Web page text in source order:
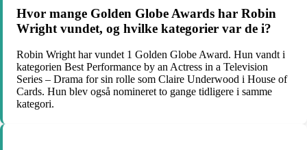
Hvor mange Golden Globe Awards har Robin
Wright vundet, og hvilke kategorier var de i?
Robin Wright har vundet 1 Golden Globe Award. Hun vandt i
kategorien Best Performance by an Actress in a Television
Series – Drama for sin rolle som Claire Underwood i House of
Cards. Hun blev også nomineret to gange tidligere i samme
kategori.